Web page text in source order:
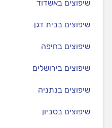
שיפוצים באשדוד
שיפוצים בבית דגן
שיפוצים בחיפה
שיפוצים בירושלים
שיפוצים בנתניה
שיפוצים בסביון